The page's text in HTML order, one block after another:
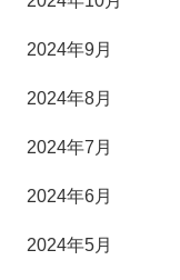
2024年9月
2024年8月
2024年7月
2024年6月
2024年5月